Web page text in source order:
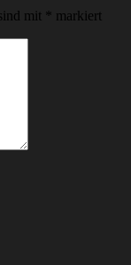
mit * markiert